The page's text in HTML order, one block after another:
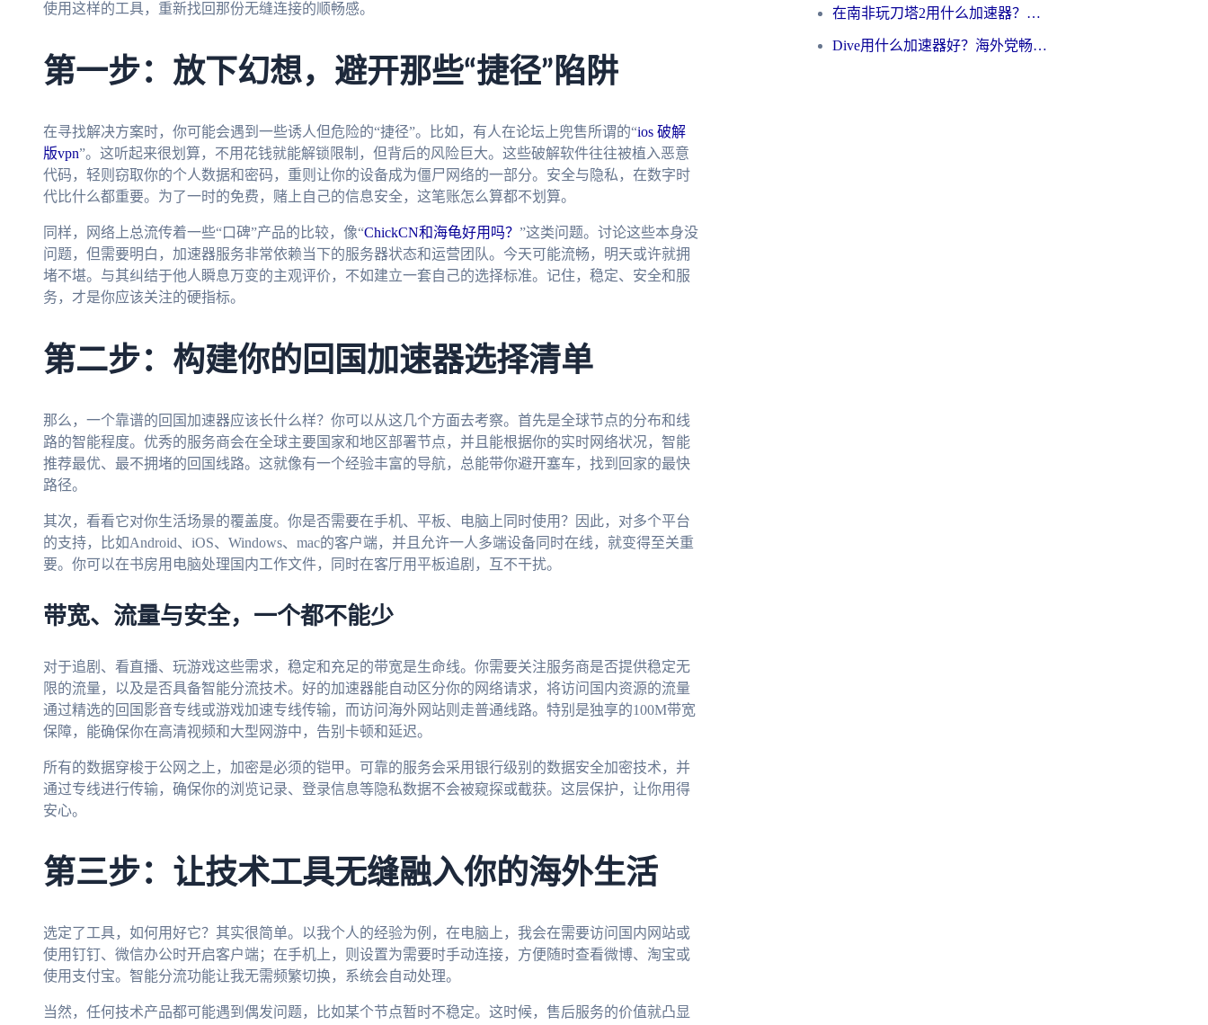
使用这样的工具，重新找回那份无缝连接的顺畅感。
第一步：放下幻想，避开那些“捷径”陷阱
在寻找解决方案时，你可能会遇到一些诱人但危险的“捷径”。比如，有人在论坛上兜售所谓的“ios 破解
版vpn”。这听起来很划算，不用花钱就能解锁限制，但背后的风险巨大。这些破解软件往往被植入恶意
代码，轻则窃取你的个人数据和密码，重则让你的设备成为僵尸网络的一部分。安全与隐私，在数字时
代比什么都重要。为了一时的免费，赌上自己的信息安全，这笔账怎么算都不划算。
同样，网络上总流传着一些“口碑”产品的比较，像“ChickCN和海龟好用吗？ ”这类问题。讨论这些本身没
问题，但需要明白，加速器服务非常依赖当下的服务器状态和运营团队。今天可能流畅，明天或许就拥
堵不堪。与其纠结于他人瞬息万变的主观评价，不如建立一套自己的选择标准。记住，稳定、安全和服
务，才是你应该关注的硬指标。
第二步：构建你的回国加速器选择清单
那么，一个靠谱的回国加速器应该长什么样？你可以从这几个方面去考察。首先是全球节点的分布和线
路的智能程度。优秀的服务商会在全球主要国家和地区部署节点，并且能根据你的实时网络状况，智能
推荐最优、最不拥堵的回国线路。这就像有一个经验丰富的导航，总能带你避开塞车，找到回家的最快
路径。
其次，看看它对你生活场景的覆盖度。你是否需要在手机、平板、电脑上同时使用？因此，对多个平台
的支持，比如Android、iOS、Windows、mac的客户端，并且允许一人多端设备同时在线，就变得至关重
要。你可以在书房用电脑处理国内工作文件，同时在客厅用平板追剧，互不干扰。
带宽、流量与安全，一个都不能少
对于追剧、看直播、玩游戏这些需求，稳定和充足的带宽是生命线。你需要关注服务商是否提供稳定无
限的流量，以及是否具备智能分流技术。好的加速器能自动区分你的网络请求，将访问国内资源的流量
通过精选的回国影音专线或游戏加速专线传输，而访问海外网站则走普通线路。特别是独享的100M带宽
保障，能确保你在高清视频和大型网游中，告别卡顿和延迟。
所有的数据穿梭于公网之上，加密是必须的铠甲。可靠的服务会采用银行级别的数据安全加密技术，并
通过专线进行传输，确保你的浏览记录、登录信息等隐私数据不会被窥探或截获。这层保护，让你用得
安心。
第三步：让技术工具无缝融入你的海外生活
选定了工具，如何用好它？其实很简单。以我个人的经验为例，在电脑上，我会在需要访问国内网站或
使用钉钉、微信办公时开启客户端；在手机上，则设置为需要时手动连接，方便随时查看微博、淘宝或
使用支付宝。智能分流功能让我无需频繁切换，系统会自动处理。
当然，任何技术产品都可能遇到偶发问题，比如某个节点暂时不稳定。这时候，售后服务的价值就凸显
在南非玩刀塔2用什么加速器？一份给海外游子的终极生存指南
Dive用什么加速器好？海外党畅玩国服游戏的终极避坑指南